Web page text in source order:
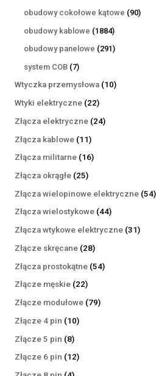
produkty
obudowy cokołowe kątowe 9090
obudowy kablowe 18841884
produkty
obudowy panelowe 291291
system COB 77
produktów
Wtyczka przemysłowa 1010
Wtyki elektryczne 2222
produkty
Złącza elektryczne 2424
Złącza kablowe 1111
produktów
Złącza militarne 1616
Złącza okrągłe 2525
produktów
Złącza wielopinowe elektryczne 5454
Złącza wielostykowe 4444
produkty
Złącza wtykowe elektryczne 3131
Złącze skręcane 2828
produktów
Złącza prostokątne 5454
Złącze męskie 2222
produkty
Złącze modułowe 7979
Złącze 4 pin 1010
Złącze 5 pin 88
produktów
Złącze 6 pin 1212